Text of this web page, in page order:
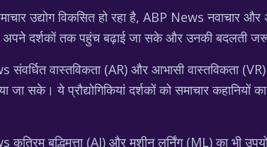
उद्योग विकसित हो रहा है, ABP News
अपने दर्शकों तक पहुंच बढ़ाई जा सके और उनकी बदलती
संवर्धित वास्तविकता (AR) और आभासी वास्तविकता
जा सके। ये प्रौद्योगिकियां दर्शकों को समाचार
कृत्रिम बुद्धिमत्ता (AI) और मशीन लर्निंग (ML) का भी